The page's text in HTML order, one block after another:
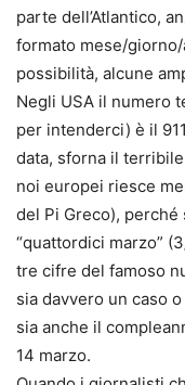
parte dell’Atlantico,
formato mese/
possibilità, alcune
Negli USA il numero
per intenderci) è il
data, sforna il
noi europei riesce
del Pi Greco), perché
“quattordici marzo”
tre cifre del famoso
sia davvero un caso
sia anche il
14 marzo.